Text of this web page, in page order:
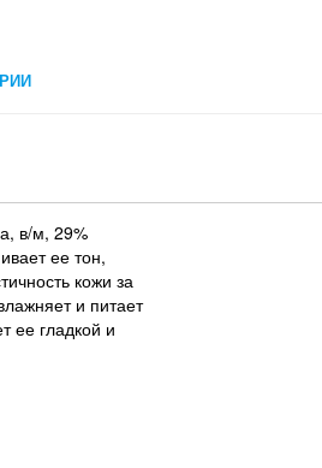
в/м, 29%
ее тон,
кожи за
и питает
ее гладкой и